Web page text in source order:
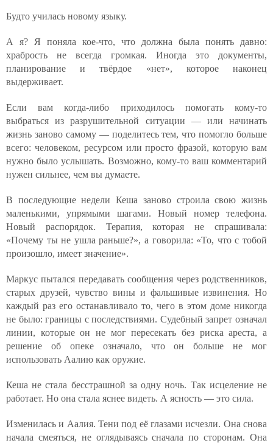
Будто училась новому языку.
А я? Я поняла кое-что, что должна была понять давно:
храбрость не всегда громкая. Иногда это документы,
планирование и твёрдое «нет», которое наконец
выдерживает.
Если вам когда-либо приходилось помогать кому-то
выбраться из разрушительной ситуации — или начинать
жизнь заново самому — поделитесь тем, что помогло больше
всего: человеком, ресурсом или просто фразой, которую вам
нужно было услышать. Возможно, кому-то ваш комментарий
нужен сильнее, чем вы думаете.
В последующие недели Кеша заново строила свою жизнь
маленькими, упрямыми шагами. Новый номер телефона.
Новый распорядок. Терапия, которая не спрашивала:
«Почему ты не ушла раньше?», а говорила: «То, что с тобой
произошло, имеет значение».
Маркус пытался передавать сообщения через родственников,
старых друзей, чувство вины и фальшивые извинения. Но
каждый раз его останавливало то, чего в этом доме никогда
не было: границы с последствиями. Судебный запрет означал
линии, которые он не мог пересекать без риска ареста, а
решение об опеке означало, что он больше не мог
использовать Аалию как оружие.
Кеша не стала бесстрашной за одну ночь. Так исцеление не
работает. Но она стала яснее видеть. А ясность — это сила.
Изменилась и Аалия. Тени под её глазами исчезли. Она снова
начала смеяться, не оглядываясь сначала по сторонам. Она